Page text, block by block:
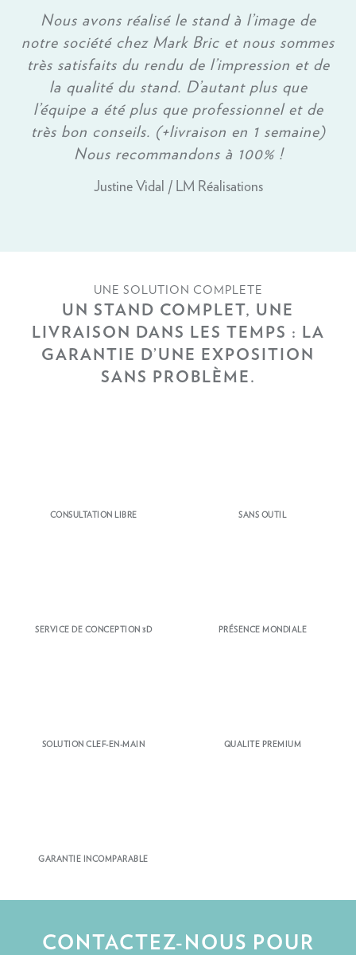
Nous avons réalisé le stand à l’image de
notre société chez Mark Bric et nous sommes
très satisfaits du rendu de l’impression et de
la qualité du stand. D’autant plus que
l’équipe a été plus que professionnel et de
très bon conseils. (+livraison en 1 semaine)
Nous recommandons à 100% !
Justine Vidal / LM Réalisations
UNE SOLUTION COMPLETE
UN STAND COMPLET, UNE
LIVRAISON DANS LES TEMPS : LA
GARANTIE D’UNE EXPOSITION
SANS PROBLÈME.
CONSULTATION LIBRE SANS OUTIL
SERVICE DE CONCEPTION 3D PRÉSENCE MONDIALE
SOLUTION CLEF-EN-MAIN QUALITE PREMIUM
GARANTIE INCOMPARABLE
CONTACTEZ-NOUS POUR